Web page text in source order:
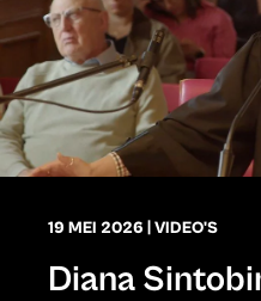
19 MEI 2026 VIDEO'S
Diana